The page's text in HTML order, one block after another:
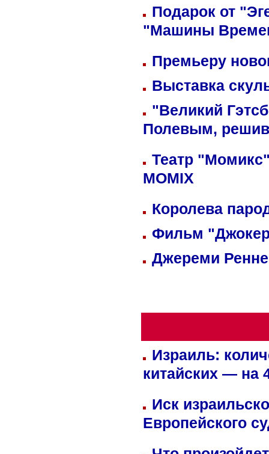
Подарок от
"Машины
Премьеру
Выставка
"Великий
Полевым,
Театр
MOMIX
Королева
Фильм
Джереми
Израиль:
китайских — на
Иск
Европейского